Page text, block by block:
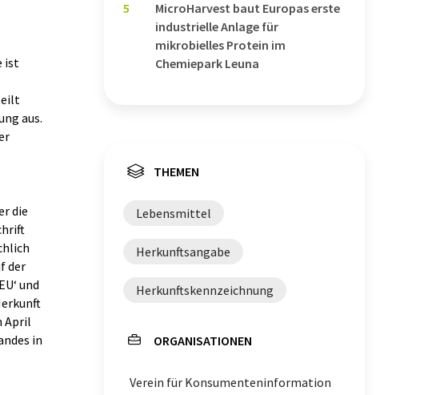
ist
aus.
die
der
und
April
in
5
MicroHarvest baut Europas erste
industrielle Anlage für
mikrobielles Protein im
Chemiepark Leuna
THEMEN
Lebensmittel
Herkunftsangabe
Herkunftskennzeichnung
ORGANISATIONEN
Verein für Konsumenteninformation